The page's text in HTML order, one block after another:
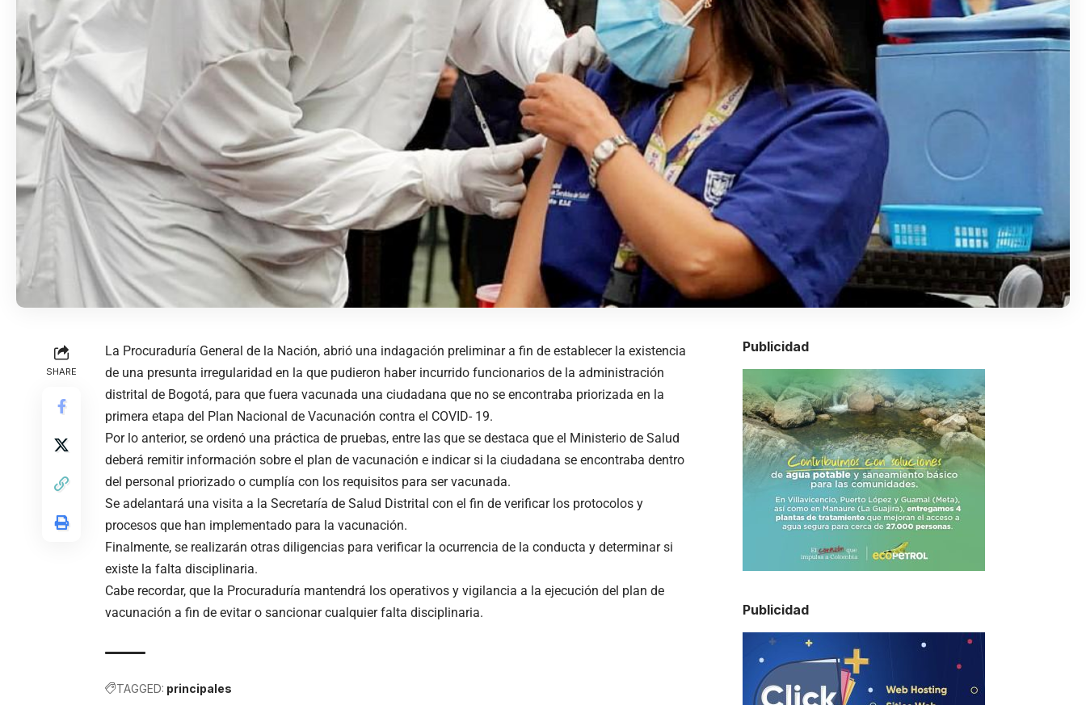
SHARE
La Procuraduría General de la Nación, abrió una indagación preliminar a fin de establecer la existencia
de una presunta irregularidad en la que pudieron haber incurrido funcionarios de la administración
distrital de Bogotá, para que fuera vacunada una ciudadana que no se encontraba priorizada en la
primera etapa del Plan Nacional de Vacunación contra el COVID- 19.
Por lo anterior, se ordenó una práctica de pruebas, entre las que se destaca que el Ministerio de Salud
deberá remitir información sobre el plan de vacunación e indicar si la ciudadana se encontraba dentro
del personal priorizado o cumplía con los requisitos para ser vacunada.
Se adelantará una visita a la Secretaría de Salud Distrital con el fin de verificar los protocolos y
procesos que han implementado para la vacunación.
Finalmente, se realizarán otras diligencias para verificar la ocurrencia de la conducta y determinar si
existe la falta disciplinaria.
Cabe recordar, que la Procuraduría mantendrá los operativos y vigilancia a la ejecución del plan de
vacunación a fin de evitar o sancionar cualquier falta disciplinaria.
TAGGED: principales
Publicidad
Publicidad